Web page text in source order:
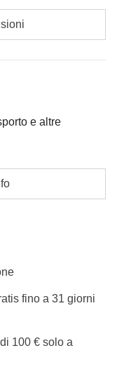
in ogni
parte del
e altre
pieno stile
spirito di
saranno previsti in
garantito il
fino a 31 giorni
100 € solo a